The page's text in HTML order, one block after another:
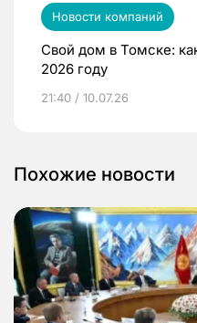
Новости компаний
Свой дом в Томске:
2026 году
21:40 / 10.07.26
Похожие новости